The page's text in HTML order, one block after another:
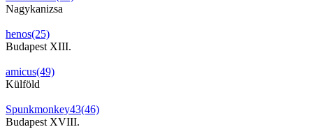
Nagykanizsa
henos(25)
Budapest XIII.
amicus(49)
Külföld
Spunkmonkey43(46)
Budapest XVIII.